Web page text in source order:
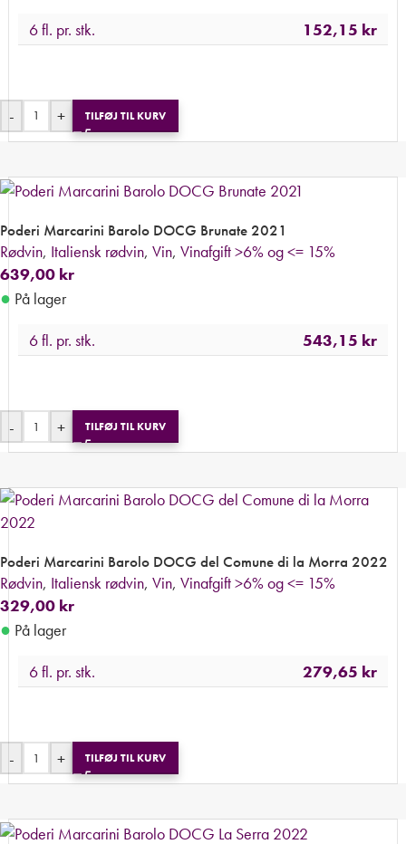
6 fl. pr. stk.
152,15 kr
- + TILFØJ TIL KURV
Poderi Marcarini Barolo DOCG Brunate 2021
Rødvin, Italiensk rødvin, Vin, Vinafgift >6% og <= 15%
639,00 kr
● På lager
6 fl. pr. stk.
543,15 kr
- + TILFØJ TIL KURV
Poderi Marcarini Barolo DOCG del Comune di la Morra 2022
Rødvin, Italiensk rødvin, Vin, Vinafgift >6% og <= 15%
329,00 kr
● På lager
6 fl. pr. stk.
279,65 kr
- + TILFØJ TIL KURV